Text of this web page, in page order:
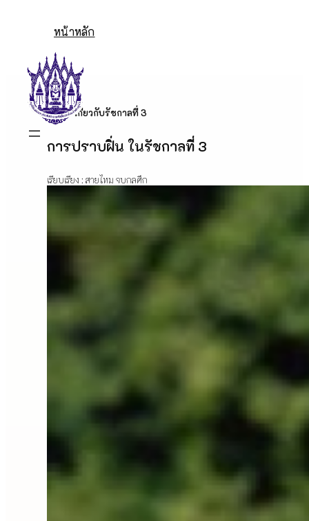
หน้าหลัก
เกี่ยวกับรัชกาลที่ 3
การปราบฝิ่น ในรัชกาลที่ 3
เรียบเรียง : สายไหม จบกลศึก